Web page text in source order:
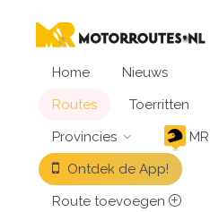
Home
Nieuws
Routes
Toerritten
Provincies
Ontdek de App!
Route toevoegen